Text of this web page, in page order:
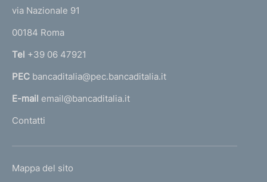
r
n
a
l
'
m
via Nazionale 91
00184 Roma
Tel +39 06 47921
PEC bancaditalia@pec.bancaditalia.it
E-mail email@bancaditalia.it
Contatti
L
Mappa del sito